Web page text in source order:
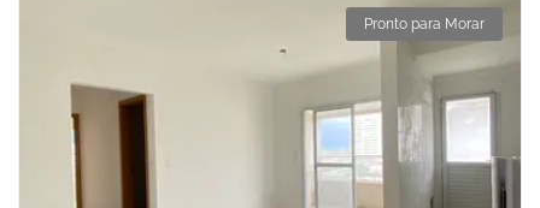
Pronto para Morar